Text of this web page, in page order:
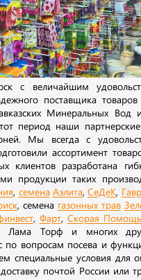
с величайшим
поставщика
Минеральных Вод
период наши
Мы всегда с
ассортимент
клиентов разработана
продукции таких
семена Аэлита,СеДеК
, семена газонных трав
, Фарт, Скорая Помощь
Лама Торф и многих
по вопросам посева и
специальные условия для
почтой России или